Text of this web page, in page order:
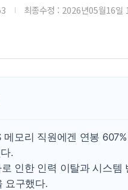
최종수정 : 2026년05월16일
모리 직원에겐 연봉
.
인한 인력 이탈과 시스템
요구했다.